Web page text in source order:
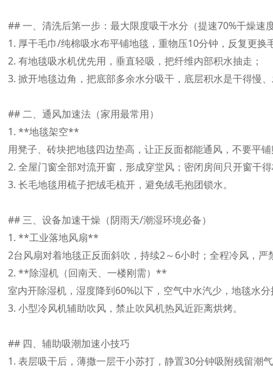
## 一、清洗后第一步：最大限度吸干水分（提速70%干燥速
1. 厚干毛巾/纯棉吸水布平铺地毯，重物压10分钟，反复更换
2. 有地毯吸水机优先用，垂直轻吸，把纤维内部积水抽走；
3. 掀开地毯边角，把底部多余水分吸干，底层积水是干得慢
## 二、通风加速法（家用最常用）
1. **地毯架空**
用凳子、砖块把地毯四边垫高，让正反面都能通风，不要平
2. 全屋门窗全部对流开窗，形成穿堂风；密闭房间只开窗干
3. 长毛地毯用梳子把绒毛梳开，避免绒毛抱团锁水。
## 三、设备加速干燥（阴雨天/潮湿环境必备）
1. **工业落地风扇**
2台风扇对着地毯正反面斜吹，持续2～6小时；全程冷风，
2. **除湿机（回南天、一楼刚需）**
室内开除湿机，湿度降到60%以下，空气中水汽少，地毯水
3. 小型冷风机辅助吹风，禁止吹风机热风近距离烘烤。
## 四、辅助吸潮加速小技巧
1. 表层吸干后，薄撒一层干小苏打，静置30分钟吸附残留潮